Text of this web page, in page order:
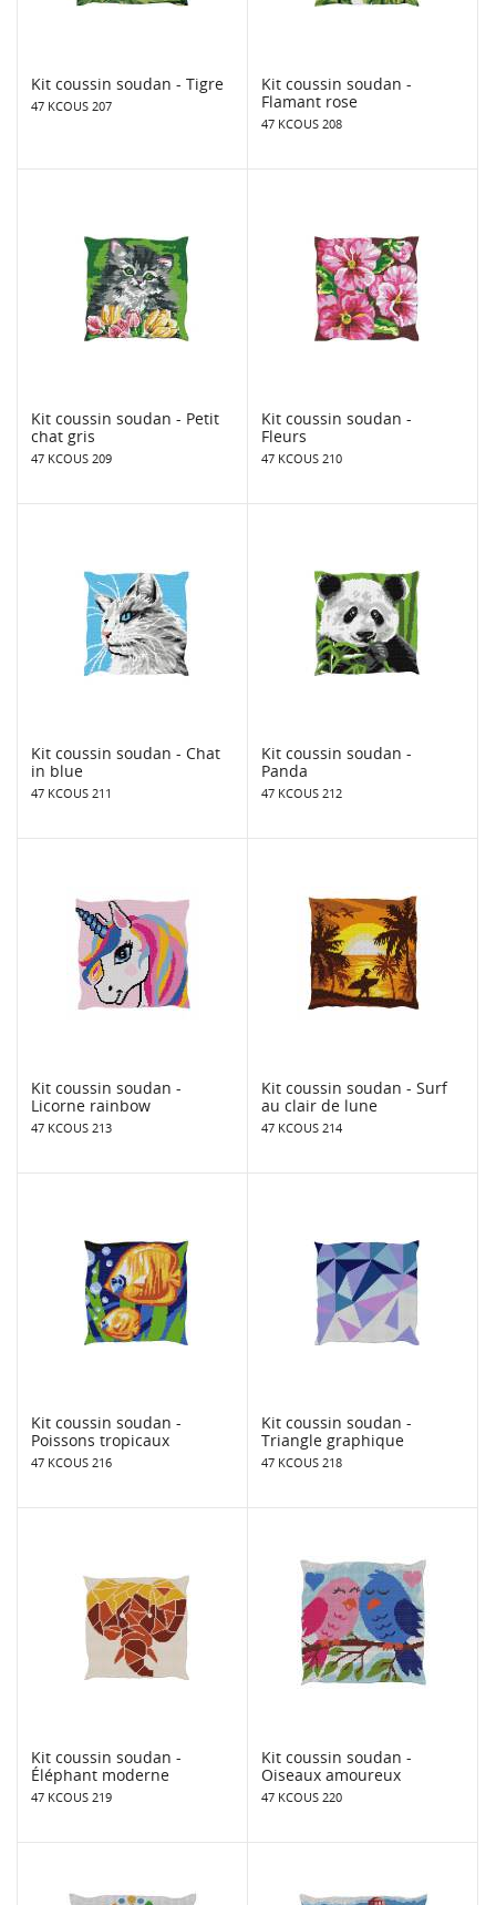
Kit coussin soudan - Tigre
47 KCOUS 207
Kit coussin soudan -
Flamant rose
47 KCOUS 208
Kit coussin soudan - Petit
chat gris
47 KCOUS 209
Kit coussin soudan -
Fleurs
47 KCOUS 210
Kit coussin soudan - Chat
in blue
47 KCOUS 211
Kit coussin soudan -
Panda
47 KCOUS 212
Kit coussin soudan -
Licorne rainbow
47 KCOUS 213
Kit coussin soudan - Surf
au clair de lune
47 KCOUS 214
Kit coussin soudan -
Poissons tropicaux
47 KCOUS 216
Kit coussin soudan -
Triangle graphique
47 KCOUS 218
Kit coussin soudan -
Éléphant moderne
47 KCOUS 219
Kit coussin soudan -
Oiseaux amoureux
47 KCOUS 220